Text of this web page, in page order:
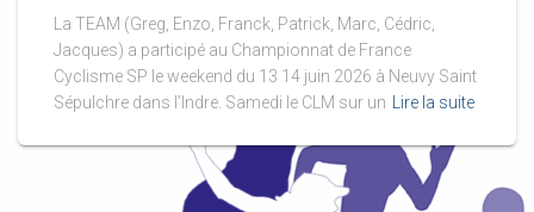
La TEAM (Greg, Enzo, Franck, Patrick, Marc, Cédric,
Jacques) a participé au Championnat de France
Cyclisme SP le weekend du 13 14 juin 2026 à Neuvy Saint
Sépulchre dans l’Indre. Samedi le CLM sur un
Lire la suite